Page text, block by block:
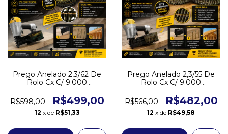
Prego Anelado 2,3/62 De
Rolo Cx C/ 9.000
R$598,00
R$499,00
12 x de R$51,33
Prego Anelado 2,3/55 De
Rolo Cx C/ 9.000
R$566,00
R$482,00
12 x de R$49,58